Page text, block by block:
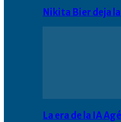
Nikita Bier deja
La era de la IA